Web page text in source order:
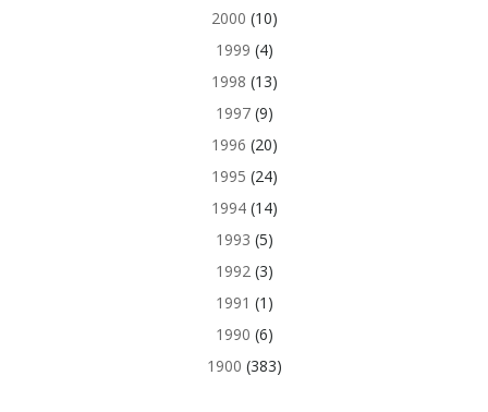
2000 (10)
1999 (4)
1998 (13)
1997(9)
1996 (20)
1995 (24)
1994(14)
1993 (5)
1992(3)
1991 (1)
1990 (6)
1900 (383)